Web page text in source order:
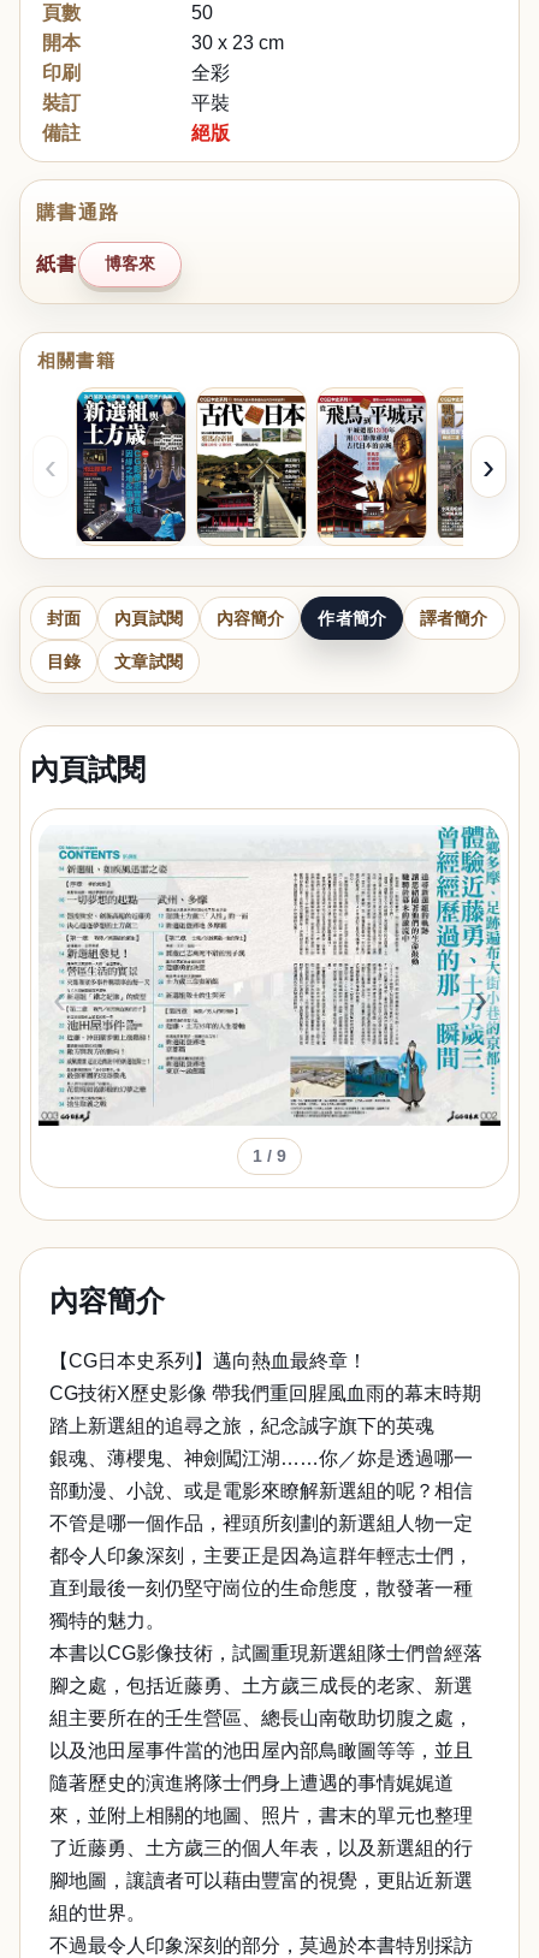
頁數
50
開本
30 x 23 cm
印刷
全彩
裝訂
平裝
備註
絕版
購書通路
紙書 博客來
相關書籍
‹ ›
封面 內頁試閱 內容簡介 作者簡介 譯者簡介
目錄 文章試閱
內頁試閱
‹ ›
1 / 9
內容簡介
【CG日本史系列】邁向熱血最終章！
CG技術X歷史影像 帶我們重回腥風血雨的幕末時期
踏上新選組的追尋之旅，紀念誠字旗下的英魂
銀魂、薄櫻鬼、神劍闖江湖……你／妳是透過哪一
部動漫、小說、或是電影來瞭解新選組的呢？相信
不管是哪一個作品，裡頭所刻劃的新選組人物一定
都令人印象深刻，主要正是因為這群年輕志士們，
直到最後一刻仍堅守崗位的生命態度，散發著一種
獨特的魅力。
本書以CG影像技術，試圖重現新選組隊士們曾經落
腳之處，包括近藤勇、土方歲三成長的老家、新選
組主要所在的壬生營區、總長山南敬助切腹之處，
以及池田屋事件當的池田屋內部鳥瞰圖等等，並且
隨著歷史的演進將隊士們身上遭遇的事情娓娓道
來，並附上相關的地圖、照片，書末的單元也整理
了近藤勇、土方歲三的個人年表，以及新選組的行
腳地圖，讓讀者可以藉由豐富的視覺，更貼近新選
組的世界。
不過最令人印象深刻的部分，莫過於本書特別採訪